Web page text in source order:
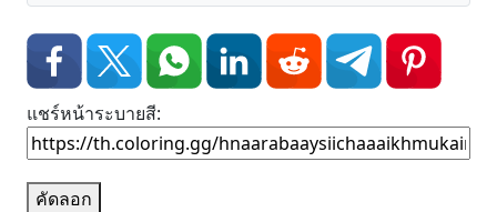
แชร์หน้าระบายสี:
คัดลอก